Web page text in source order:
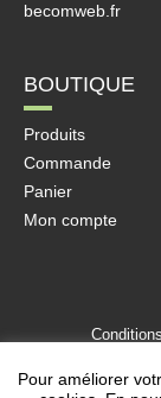
becomweb.fr
BOUTIQUE
Produits
Commande
Panier
Mon compte
Pour améliorer